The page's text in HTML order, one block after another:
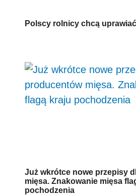
Polscy rolnicy chcą
Już wkrótce nowe przepisy
mięsa. Znakowanie mięsa
pochodzenia